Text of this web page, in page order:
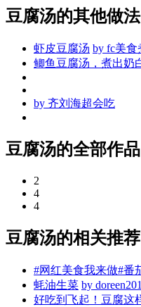
豆腐汤的其他做法
虾皮豆腐汤 by fc美食
鲫鱼豆腐汤，煮出奶
by 齐刘海超会吃
豆腐汤的全部作品
2
4
4
豆腐汤的相关推荐
#网红美食我来做#番
蚝油生菜 by
好吃到飞起！豆腐这